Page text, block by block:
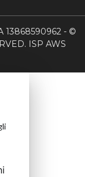
13868590962 - ©
ISP AWS